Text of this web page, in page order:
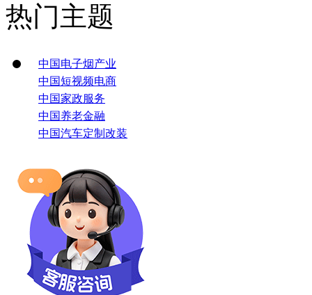
热门主题
中国电子烟产业
中国短视频电商
中国家政服务
中国养老金融
中国汽车定制改装